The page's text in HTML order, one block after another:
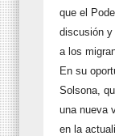
que el
discusión y
a los
En su
Solsona,
una nueva
en la